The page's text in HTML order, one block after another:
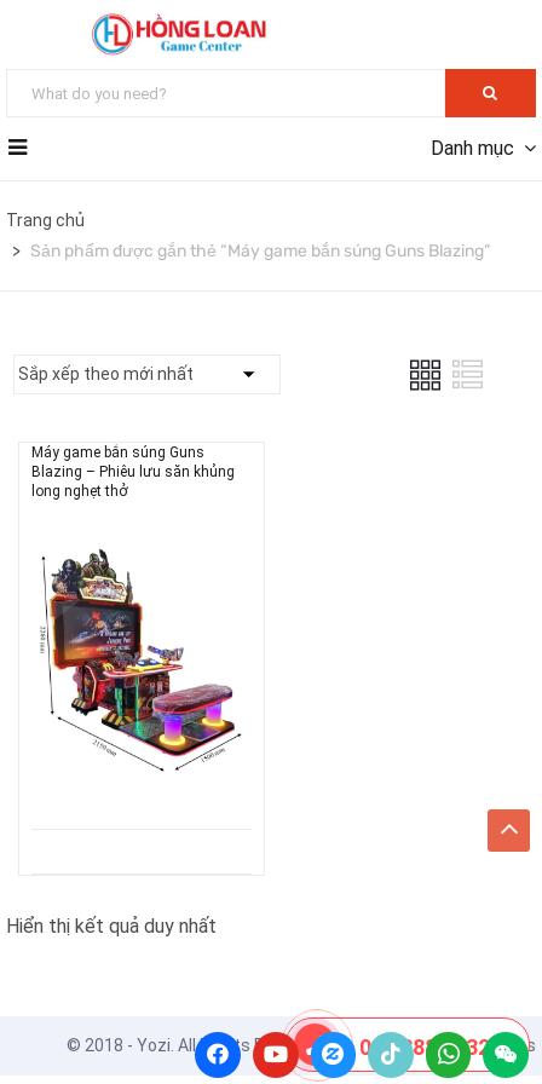
Danh mục
Trang chủ
Sản phẩm được gắn thẻ “Máy game bắn súng Guns Blazing”
Máy game bắn súng Guns
Blazing – Phiêu lưu săn khủng
long nghẹt thở
Hiển thị kết quả duy nhất
© 2018 - Yozi. All Rights Reserved. Powered byApusThemes
08 8888 0532